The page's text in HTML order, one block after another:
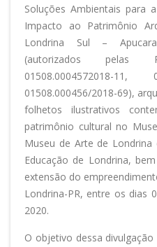
Soluções Ambientais para
Impacto ao Patrimônio
Londrina Sul –
(autorizados pelas
01508.0004572018-11,
01508.000456/2018-69),
folhetos ilustrativos
patrimônio cultural no
Museu de Arte de Londrina
Educação de Londrina,
extensão do
Londrina-PR, entre os dias
2020.
O objetivo dessa